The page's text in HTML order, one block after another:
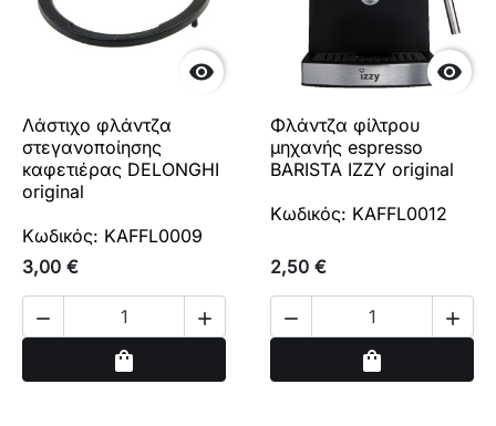

Λάστιχο φλάντζα
στεγανοποίησης
καφετιέρας DELONGHI
original
Κωδικός: KAFFL0009
3,00 €
 
shopping_bag

Φλάντζα φίλτρου
μηχανής espresso
BARISTA IZZY original
Κωδικός: KAFFL0012
2,50 €
 
shopping_bag